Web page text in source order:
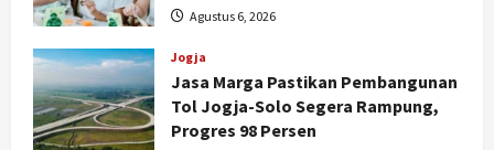
Agustus 6, 2026
Jogja
Jasa Marga Pastikan Pembangunan
Tol Jogja-Solo Segera Rampung,
Progres 98 Persen